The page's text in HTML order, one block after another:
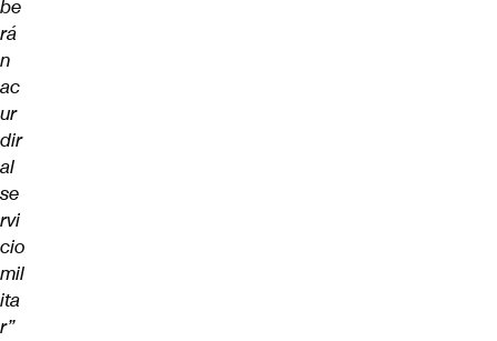
be
rá
n
ac
ur
dir
al
se
rvi
cio
mil
ita
r”